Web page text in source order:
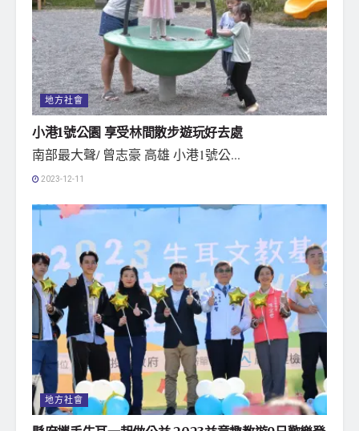
地方社會
小港1號公園 享受林間散步遊玩好去處
南部最大聲/ 曾志豪 高雄 小港1號公...
2023-12-11
地方社會